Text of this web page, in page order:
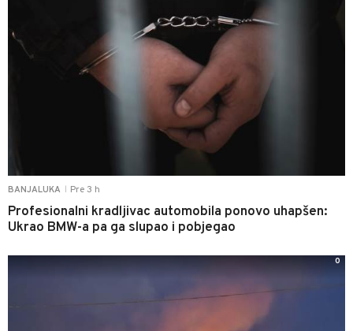
BANJALUKA Pre 3 h
Profesionalni kradljivac automobila ponovo uhapšen:
Ukrao BMW-a pa ga slupao i pobjegao
0